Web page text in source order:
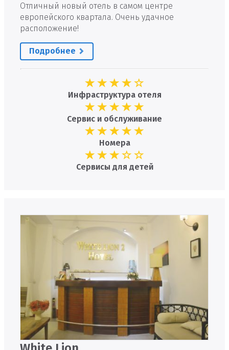
Отличный новый отель в самом центре
европейского квартала. Очень удачное
расположение!
Подробнее
Инфраструктура отеля
Сервис и обслуживание
Номера
Сервисы для детей